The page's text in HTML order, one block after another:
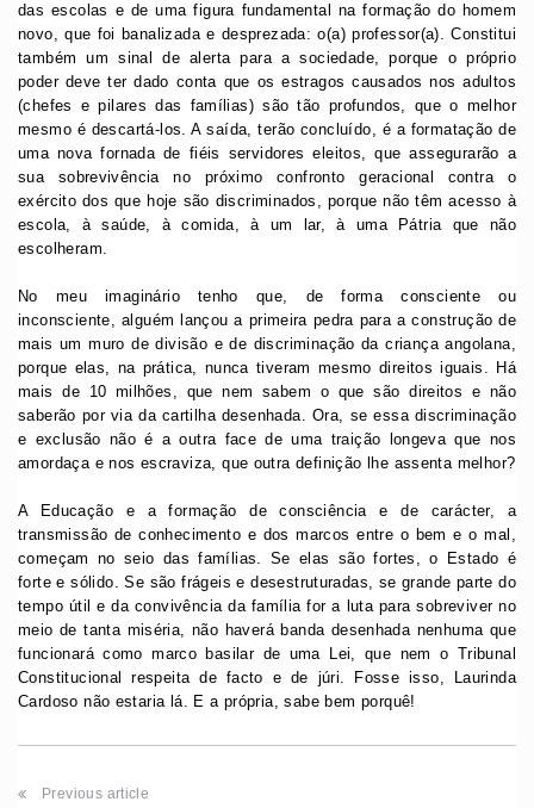
das escolas e de uma figura fundamental na formação do homem
novo, que foi banalizada e desprezada: o(a) professor(a). Constitui
também um sinal de alerta para a sociedade, porque o próprio
poder deve ter dado conta que os estragos causados nos adultos
(chefes e pilares das famílias) são tão profundos, que o melhor
mesmo é descartá-los. A saída, terão concluído, é a formatação de
uma nova fornada de fiéis servidores eleitos, que assegurarão a
sua sobrevivência no próximo confronto geracional contra o
exército dos que hoje são discriminados, porque não têm acesso à
escola, à saúde, à comida, à um lar, à uma Pátria que não
escolheram.
No meu imaginário tenho que, de forma consciente ou
inconsciente, alguém lançou a primeira pedra para a construção de
mais um muro de divisão e de discriminação da criança angolana,
porque elas, na prática, nunca tiveram mesmo direitos iguais. Há
mais de 10 milhões, que nem sabem o que são direitos e não
saberão por via da cartilha desenhada. Ora, se essa discriminação
e exclusão não é a outra face de uma traição longeva que nos
amordaça e nos escraviza, que outra definição lhe assenta melhor?
A Educação e a formação de consciência e de carácter, a
transmissão de conhecimento e dos marcos entre o bem e o mal,
começam no seio das famílias. Se elas são fortes, o Estado é
forte e sólido. Se são frágeis e desestruturadas, se grande parte do
tempo útil e da convivência da família for a luta para sobreviver no
meio de tanta miséria, não haverá banda desenhada nenhuma que
funcionará como marco basilar de uma Lei, que nem o Tribunal
Constitucional respeita de facto e de júri. Fosse isso, Laurinda
Cardoso não estaria lá. E a própria, sabe bem porquê!
Previous article